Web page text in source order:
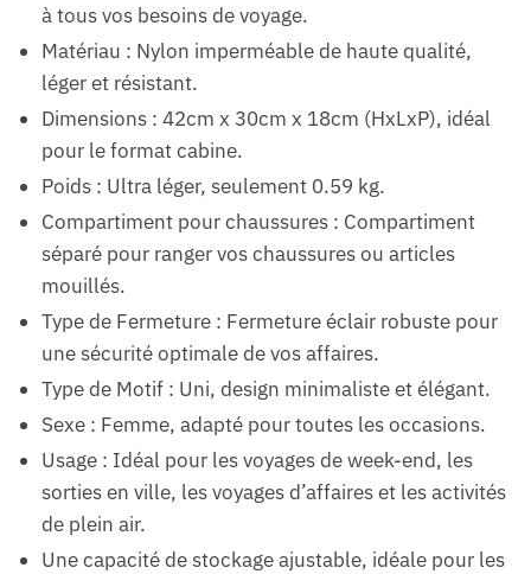
à tous vos besoins de voyage.
Matériau : Nylon imperméable de haute qualité,
léger et résistant.
Dimensions : 42cm x 30cm x 18cm (HxLxP), idéal
pour le format cabine.
Poids : Ultra léger, seulement 0.59 kg.
Compartiment pour chaussures : Compartiment
séparé pour ranger vos chaussures ou articles
mouillés.
Type de Fermeture : Fermeture éclair robuste pour
une sécurité optimale de vos affaires.
Type de Motif : Uni, design minimaliste et élégant.
Sexe : Femme, adapté pour toutes les occasions.
Usage : Idéal pour les voyages de week-end, les
sorties en ville, les voyages d’affaires et les activités
de plein air.
Une capacité de stockage ajustable, idéale pour les